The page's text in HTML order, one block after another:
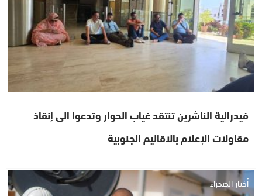
فيدرالية الناشرين تنتقد غياب الحوار وتدعوا الى إنقاذ
مقاولات الإعلام بالاقاليم الجنوبية
أخبار الصحراء